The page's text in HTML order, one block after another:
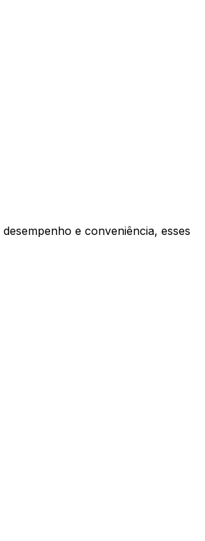
e conveniência, esses